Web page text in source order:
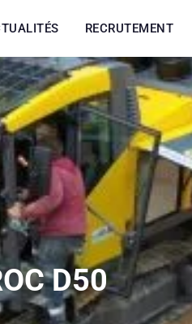
RECRUTEMENT
D50